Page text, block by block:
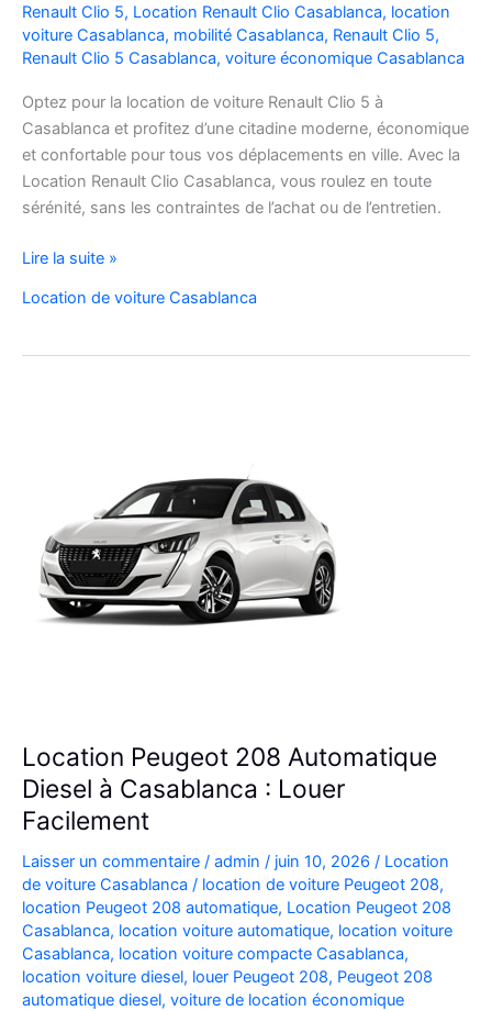
Renault Clio 5, Location Renault Clio Casablanca, location
voiture Casablanca, mobilité Casablanca, Renault Clio 5,
Renault Clio 5 Casablanca, voiture économique Casablanca
Optez pour la location de voiture Renault Clio 5 à
Casablanca et profitez d’une citadine moderne, économique
et confortable pour tous vos déplacements en ville. Avec la
Location Renault Clio Casablanca, vous roulez en toute
sérénité, sans les contraintes de l’achat ou de l’entretien.
Location
Voiture
Clio
Lire la suite »
Location de voiture Casablanca
Location Peugeot 208 Automatique
Diesel à Casablanca : Louer
Facilement
Laisser un commentaire / admin / juin 10, 2026 / Location
de voiture Casablanca / location de voiture Peugeot 208,
location Peugeot 208 automatique, Location Peugeot 208
Casablanca, location voiture automatique, location voiture
Casablanca, location voiture compacte Casablanca,
location voiture diesel, louer Peugeot 208, Peugeot 208
automatique diesel, voiture de location économique